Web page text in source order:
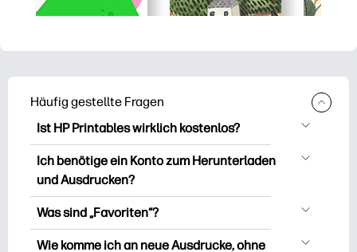
Häufig gestellte Fragen
Ist HP Printables wirklich kostenlos?
HP Printables bietet über 2.500
kostenlose Vorlagen zum Herunterladen
Vorlagen, unterhaltsame Arbeitsblätter
zum Lernen, Bastelideen und Karten für
Ich benötige ein Konto zum Herunterladen
und Ausdrucken?
Sie können es erkunden und drucken,
Sie sich anmelden, können Sie Ihre
Was sind „Favoriten“?
Favourites is Ihr persönlicher Vorrat an
Wie komme ich an neue Ausdrucke, ohne